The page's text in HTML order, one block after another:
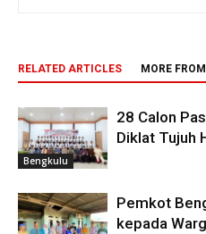
RELATED ARTICLES MORE
Bengkulu
28 Calon
Diklat Tujuh
Pemkot
kepada